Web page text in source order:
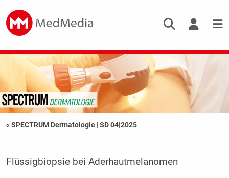
« SPECTRUM Dermatologie |SD 04|2025
Flüssigbiopsie bei Aderhautmelanomen